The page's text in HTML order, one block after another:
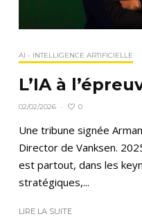
AI - INTELLIGENCE ARTIFICIELLE
L’IA à
02/02/2026 · 0
Une tribune signée
Director de Vanksen.
est partout, dans les
stratégiques,...
LIRE LA SUITE